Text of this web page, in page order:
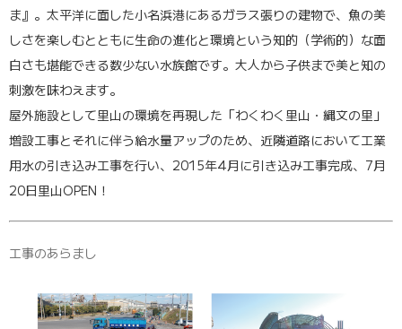
ま』。太平洋に面した小名浜港にあるガラス張りの建物で、魚の美
しさを楽しむとともに生命の進化と環境という知的（学術的）な面
白さも堪能できる数少ない水族館です。大人から子供まで美と知の
刺激を味わえます。
屋外施設として里山の環境を再現した「わくわく里山・縄文の里」
増設工事とそれに伴う給水量アップのため、近隣道路において工業
用水の引き込み工事を行い、2015年4月に引き込み工事完成、7月
20日里山OPEN！
工事のあらまし